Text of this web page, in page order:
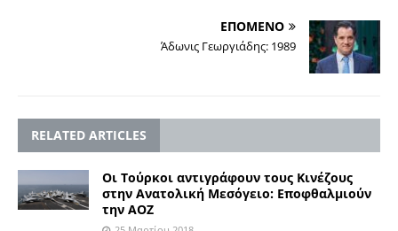
ΕΠΟΜΕΝΟ
Άδωνις Γεωργιάδης: 1989
RELATED ARTICLES
Οι Τούρκοι αντιγράφουν τους Κινέζους
στην Ανατολική Μεσόγειο: Εποφθαλμιούν
την ΑΟΖ